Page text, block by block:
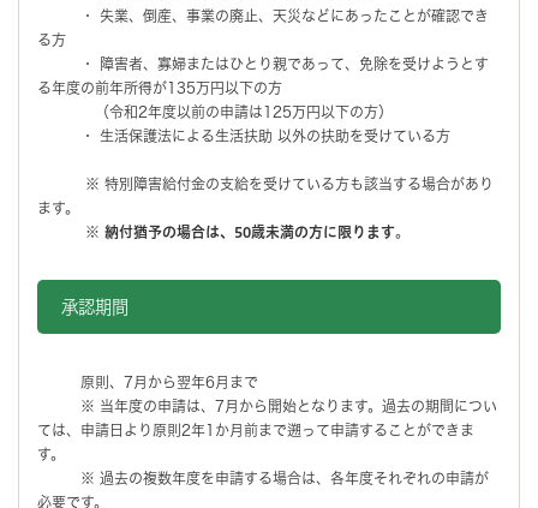
・ 失業、倒産、事業の廃止、天災などにあったことが確認でき
る方
・ 障害者、寡婦またはひとり親であって、免除を受けようとす
る年度の前年所得が135万円以下の方
（令和2年度以前の申請は125万円以下の方）
・ 生活保護法による生活扶助 以外の扶助を受けている方
※ 特別障害給付金の支給を受けている方も該当する場合があり
ます。
※ 納付猶予の場合は、50歳未満の方に限ります。
承認期間
原則、7月から翌年6月まで
※ 当年度の申請は、7月から開始となります。過去の期間につい
ては、申請日より原則2年1か月前まで遡って申請することができま
す。
※ 過去の複数年度を申請する場合は、各年度それぞれの申請が
必要です。